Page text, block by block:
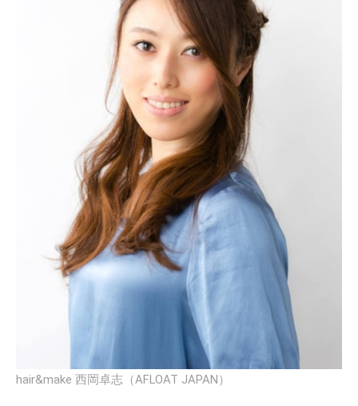
hair&make 西岡卓志（AFLOAT JAPAN）